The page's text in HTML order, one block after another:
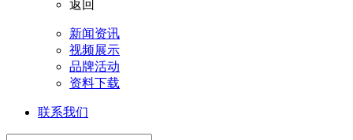
返回
新闻资讯
视频展示
品牌活动
资料下载
联系我们